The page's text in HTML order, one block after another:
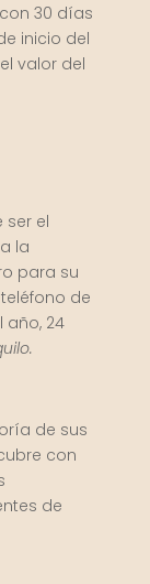
30 días
inicio del
valor del
ser el
la
para su
de
año, 24
de sus
con
de